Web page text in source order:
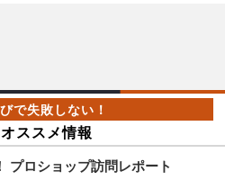
ススメ情報
プロショップ訪問レポート